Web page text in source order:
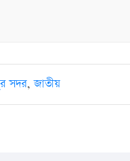
সদর,জাতীয়